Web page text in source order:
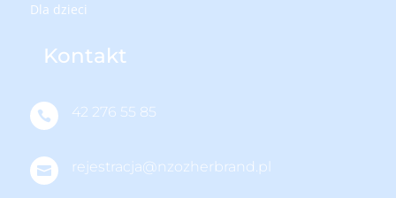
Dla dzieci
Kontakt
 42 276 55 85
 rejestracja@nzozherbrand.pl